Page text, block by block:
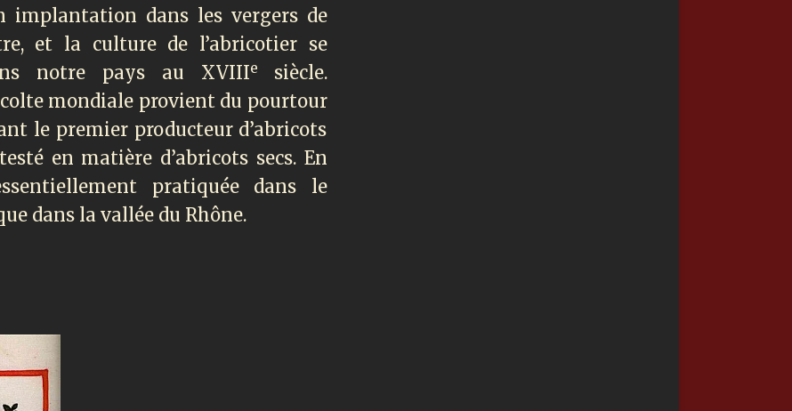
implantation dans les vergers de
et la culture de l’abricotier se
notre pays au XVIIIe siècle.
mondiale provient du pourtour
le premier producteur d’abricots
en matière d’abricots secs. En
pratiquée dans le
dans la vallée du Rhône.